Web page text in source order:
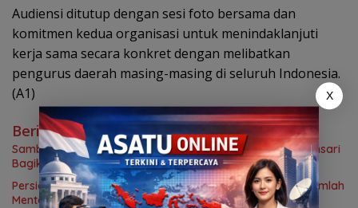
Audiensi ditutup dengan sesi foto bersama dan
komitmen kedua organisasi untuk menindaklanjuti
kerja sama secara konkret dengan melibatkan
pengurus daerah masing-masing di seluruh Indonesia.
(A1)
Berita Terkait
Sambut HUT Ke-81 RI, RW 01 Glodok dan Tiga Pilar Tamansari
Bagikan 700 Paket Makanan Lewat Jumat Berkah
Persiapan Pelantikan Relawan MBG Capai 90 Persen, Sejumlah
Menteri Dijadwalkan Hadir
X